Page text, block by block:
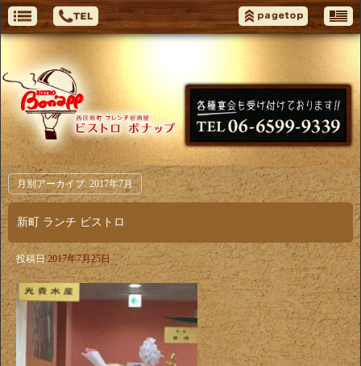
月別アーカイブ: 2017年7月
新町 ランチ ビストロ
投稿日 2017年7月25日